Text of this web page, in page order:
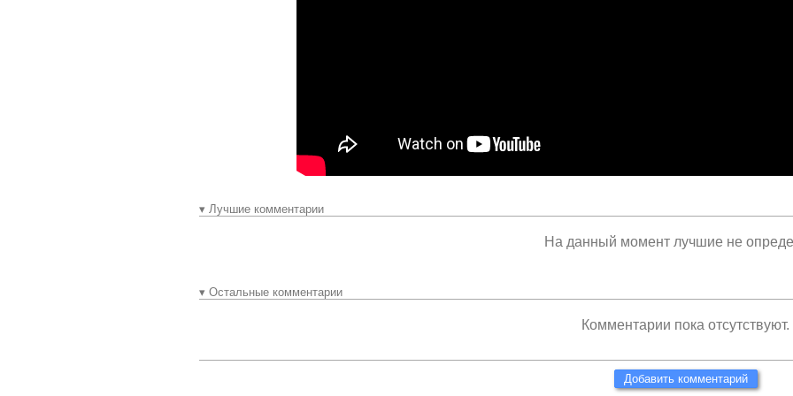
▾ Лучшие комментарии
На данный момент лучшие не
▾ Остальные комментарии
Комментарии пока отсутствуют.
Добавить комментарий